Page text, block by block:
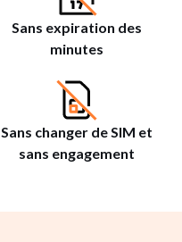
Sans expiration des
minutes
Sans changer de SIM et
sans engagement